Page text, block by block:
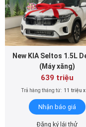
New KIA Seltos 1.5L
(Máy xăng)
639 triệu
Trả hàng tháng từ: 11 triệu
Nhận báo giá
Đăng ký lái thử